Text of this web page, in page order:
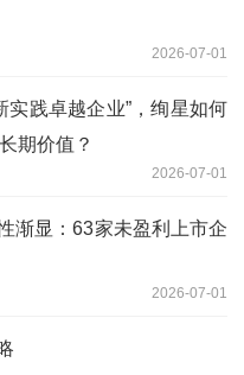
2026-07-01
实践卓越企业”，绚星如何
期价值？
2026-07-01
渐显：63家未盈利上市企
2026-07-01